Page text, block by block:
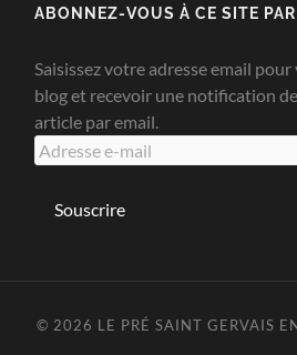
ABONNEZ-VOUS À CE SITE
Saisissez votre adresse email
blog et recevoir une notification
article par email.
Adresse
mailSouscrire
© 2026 LE PRÉ SAINT GERVAIS